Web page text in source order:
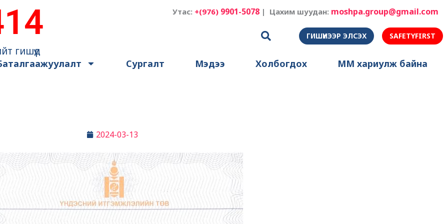
гишүүд
Утас: +(976) 9901-5078 | Цахим шуудан: moshpa.group@gmail.com
ГИШҮҮНЭЭР ЭЛСЭХ SAFETYFIRST
Сургалт Мэдээ Холбогдох ММ хариулж байна
2024-03-13